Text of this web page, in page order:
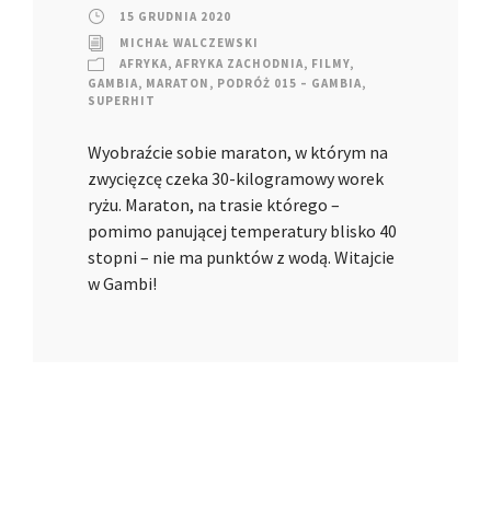
15 GRUDNIA 2020
MICHAŁ WALCZEWSKI
AFRYKA, AFRYKA ZACHODNIA, FILMY,
GAMBIA, MARATON , PODRÓŻ 015 – GAMBIA,
SUPERHIT
Wyobraźcie sobie maraton, w którym na
zwycięzcę czeka 30-kilogramowy worek
ryżu. Maraton, na trasie którego –
pomimo panującej temperatury blisko 40
stopni – nie ma punktów z wodą. Witajcie
w Gambi!